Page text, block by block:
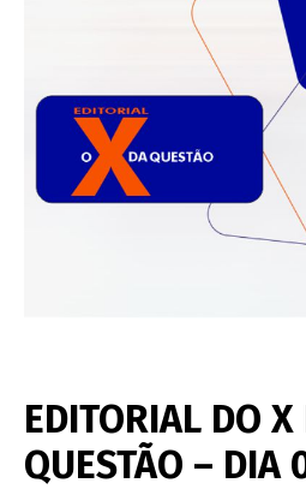
EDITORIAL DO X
QUESTÃO –